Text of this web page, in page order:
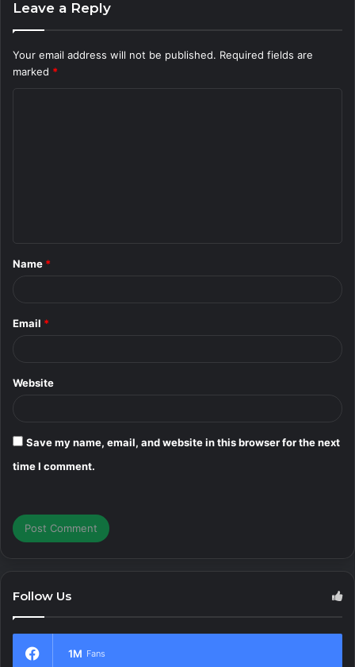
Leave a Reply
Your email address will not be published. Required fields are
marked *
*
Name *
Email *
Website
Save my name, email, and website in this browser for the next
time I comment.
Follow Us
1M Fans